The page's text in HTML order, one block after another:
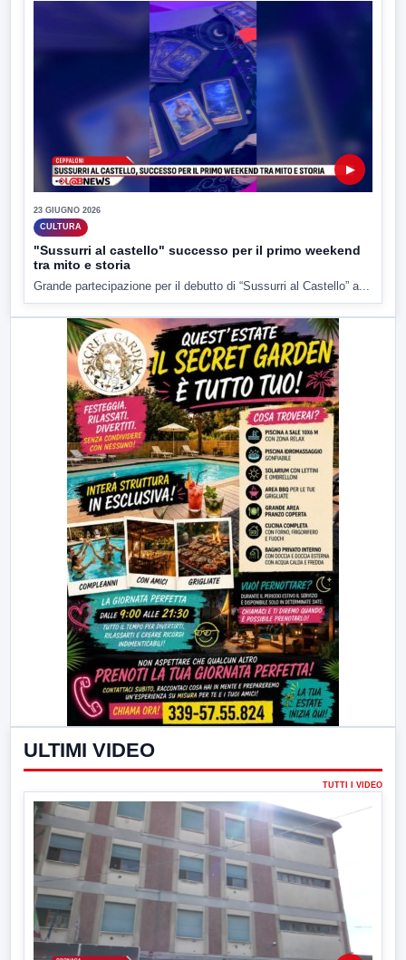
▶
23 GIUGNO 2026
CULTURA
"Sussurri al castello" successo per il primo weekend
tra mito e storia
Grande partecipazione per il debutto di “Sussurri al Castello” a...
ULTIMI VIDEO
TUTTI I VIDEO